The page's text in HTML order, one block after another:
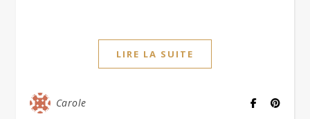
LIRE LA SUITE
Carole